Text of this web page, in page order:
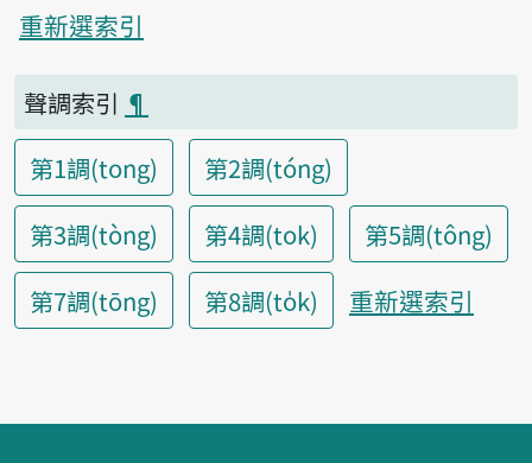
重新選索引
聲調索引 ¶
第1調(tong)
第2調(tóng)
第3調(tòng)
第4調(tok)
第5調(tông)
第7調(tōng)
第8調(to̍k) 重新選索引